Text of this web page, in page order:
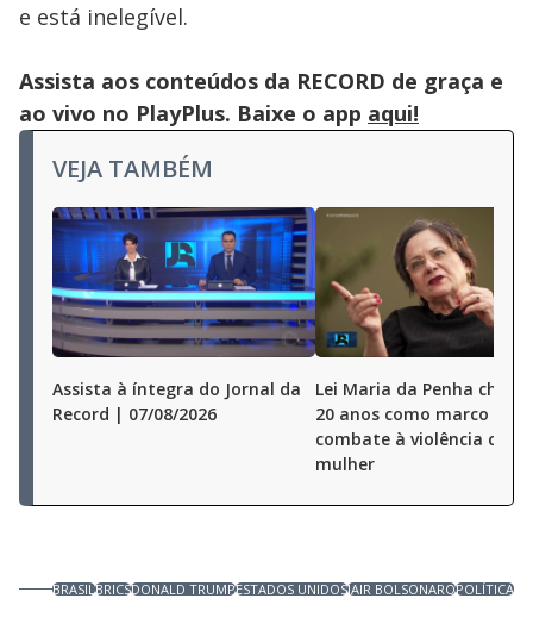
e está inelegível.
Assista aos conteúdos da RECORD de graça e
ao vivo no PlayPlus. Baixe o app aqui!
VEJA TAMBÉM
Assista à íntegra do Jornal da
Record | 07/08/2026
Lei Maria da Penha chega
20 anos como marco no
combate à violência
mulher
BRASILBRICSDONALD TRUMPESTADOS UNIDOSJAIR BOLSONAROPOLÍTICA